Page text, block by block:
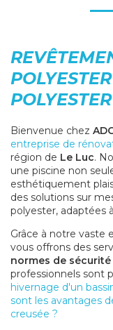
Bienvenue chez
entreprise de
région de Le Luc.
une piscine non
esthétiquement
des solutions sur
polyester, adaptées
Grâce à notre vaste
vous offrons des
normes de sécurité
professionnels sont
hivernage d'un
sont les avantages
creusée ?